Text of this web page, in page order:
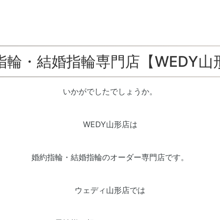
輪・結婚指輪専門店【WEDY山
いかがでしたでしょうか。
WEDY山形店は
婚約指輪・結婚指輪のオーダー専門店です。
ウェディ山形店では